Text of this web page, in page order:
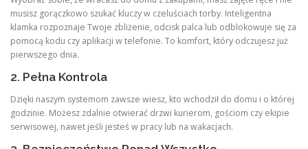
musisz gorączkowo szukać kluczy w czeluściach torby. Inteligentna
klamka rozpoznaje Twoje zbliżenie, odcisk palca lub odblokowuje się za
pomocą kodu czy aplikacji w telefonie. To komfort, który odczujesz już
pierwszego dnia.
2. Pełna Kontrola
Dzięki naszym systemom zawsze wiesz, kto wchodził do domu i o której
godzinie. Możesz zdalnie otwierać drzwi kurierom, gościom czy ekipie
serwisowej, nawet jeśli jesteś w pracy lub na wakacjach.